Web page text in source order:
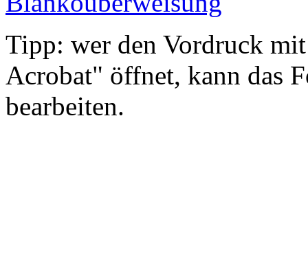
Tipp: wer den Vordruck
Acrobat" öffnet, kann das
bearbeiten.